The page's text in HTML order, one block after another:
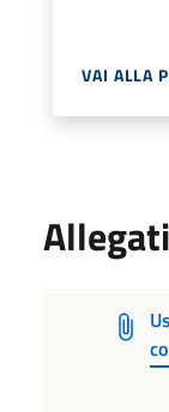
VAI ALLA
Allegati